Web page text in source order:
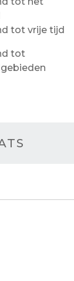
tot vrije tijd
tot